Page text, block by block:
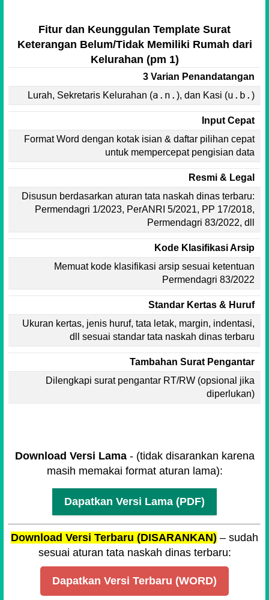
Fitur dan Keunggulan Template Surat
Keterangan Belum/Tidak Memiliki Rumah dari
Kelurahan (pm 1)
3 Varian Penandatangan
Lurah, Sekretaris Kelurahan (a.n. ), dan Kasi (u.b. )
Input Cepat
Format Word dengan kotak isian & daftar pilihan cepat
untuk mempercepat pengisian data
Resmi & Legal
Disusun berdasarkan aturan tata naskah dinas terbaru:
Permendagri 1/2023, PerANRI 5/2021, PP 17/2018,
Permendagri 83/2022, dll
Kode Klasifikasi Arsip
Memuat kode klasifikasi arsip sesuai ketentuan
Permendagri 83/2022
Standar Kertas & Huruf
Ukuran kertas, jenis huruf, tata letak, margin, indentasi,
dll sesuai standar tata naskah dinas terbaru
Tambahan Surat Pengantar
Dilengkapi surat pengantar RT/RW (opsional jika
diperlukan)
Download Versi Lama- (tidak disarankan karena
masih memakai format aturan lama):
Dapatkan Versi Lama (PDF)
Download Versi Terbaru (DISARANKAN) – sudah
sesuai aturan tata naskah dinas terbaru:
Dapatkan Versi Terbaru (WORD)